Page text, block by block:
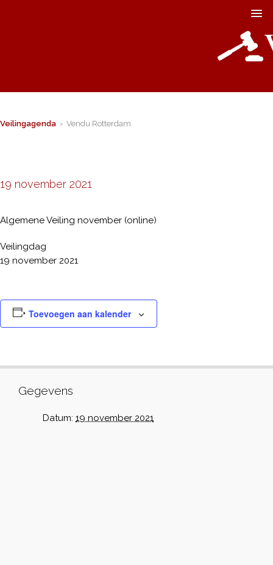
Veilingagenda › Vendu Rotterdam
19 november 2021
Algemene Veiling november (online)
Veilingdag
19 november 2021
Toevoegen aan kalender
Gegevens
Datum: 19 november 2021